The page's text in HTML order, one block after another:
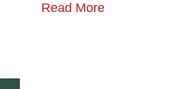
Read More